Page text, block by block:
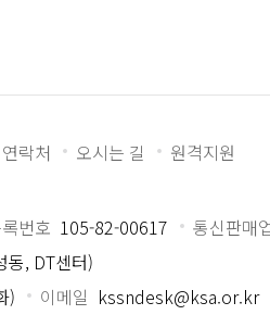
락처 오시는 길 원격지원
번호 105-82-00617 통신판매
동, DT센터)
) 이메일 kssndesk@ksa.or.kr